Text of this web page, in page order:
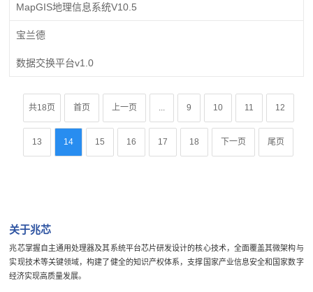
MapGIS地理信息系统V10.5
宝兰德
数据交换平台v1.0
共18页 首页 上一页 9 10 11 12
13 14 15 16 17 18 下一页 尾页
关于兆芯
兆芯掌握自主通用处理器及其系统平台芯片研发设计的核心技术，全面覆盖其微架构与
实现技术等关键领域，构建了健全的知识产权体系，支撑国家产业信息安全和国家数字
经济实现高质量发展。